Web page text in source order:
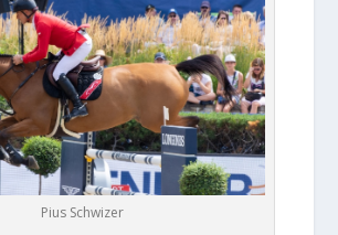
Pius Schwizer